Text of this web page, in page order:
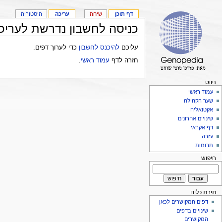
כניסה לחשבון נדרשת
עליכם להיכנס לחשבון כדי לערוך דפים.
חזרה לדף עמוד ראשי
דף תוכן שיחה עריכה היסטוריה
ניווט
עמוד ראשי
שער הקהילה
אקטואליה
שינויים אחרונים
דף אקראי
עזרה
תרומות
חיפוש
תיבת כלים
דפים המקושרים לכאן
שינויים בדפים
המקושרים